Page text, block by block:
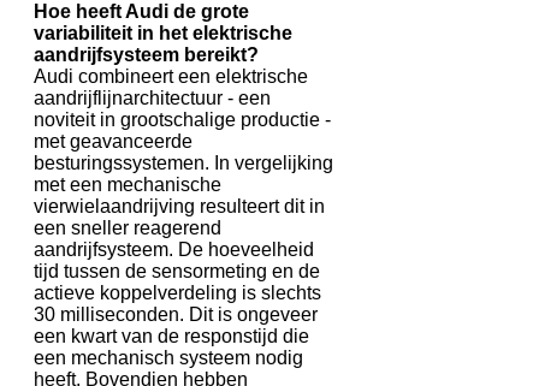
Hoe heeft Audi de grote
variabiliteit in het elektrische
aandrijfsysteem bereikt?
Audi combineert een elektrische
aandrijflijnarchitectuur - een
noviteit in grootschalige productie -
met geavanceerde
besturingssystemen. In vergelijking
met een mechanische
vierwielaandrijving resulteert dit in
een sneller reagerend
aandrijfsysteem. De hoeveelheid
tijd tussen de sensormeting en de
actieve koppelverdeling is slechts
30 milliseconden. Dit is ongeveer
een kwart van de responstijd die
een mechanisch systeem nodig
heeft. Bovendien hebben